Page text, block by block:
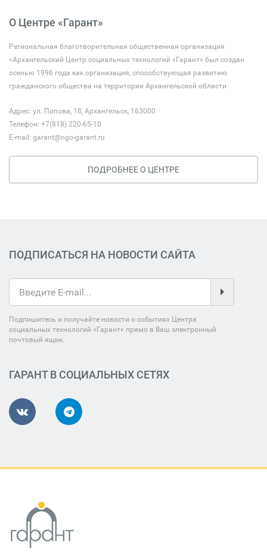
О Центре «Гарант»
Региональная благотворительная общественная организация
«Архангельский Центр социальных технологий «Гарант» был создан
осенью 1996 года как организация, способствующая развитию
гражданского общества на территории Архангельской области
Адрес: ул. Попова, 18, Архангельск, 163000
Телефон: +7(818) 220-65-10
E-mail: garant@ngo-garant.ru
ПОДРОБНЕЕ О ЦЕНТРЕ
ПОДПИСАТЬСЯ НА НОВОСТИ САЙТА
Подпишитесь и получайте новости о событиях Центра
социальных технологий «Гарант» прямо в Ваш электронный
почтовый ящик.
ГАРАНТ В СОЦИАЛЬНЫХ СЕТЯХ